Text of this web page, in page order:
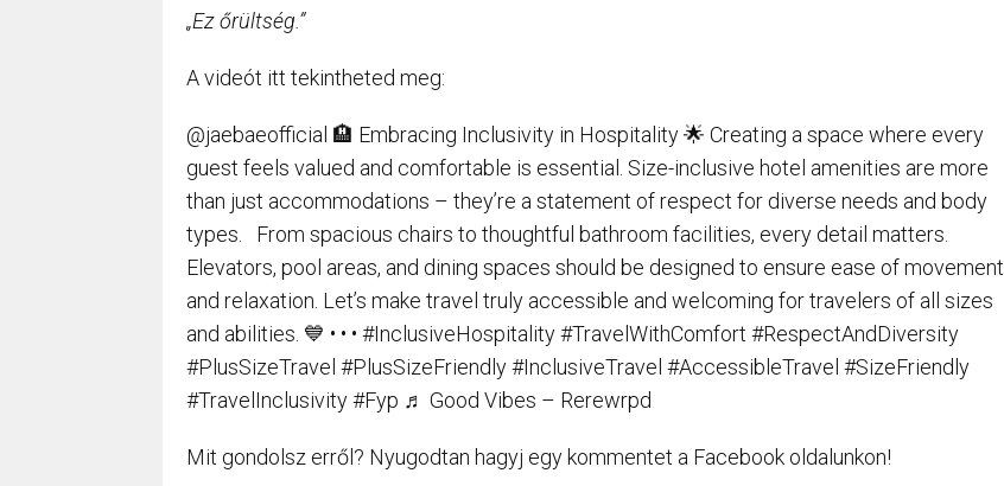
„Ez őrültség.”
A videót itt tekintheted meg:
@jaebaeofficial 🏨 Embracing Inclusivity in Hospitality 🌟 Creating a space where every
guest feels valued and comfortable is essential. Size-inclusive hotel amenities are more
than just accommodations – they’re a statement of respect for diverse needs and body
types. ⁣⁣ ⁣⁣ From spacious chairs to thoughtful bathroom facilities, every detail matters.
Elevators, pool areas, and dining spaces should be designed to ensure ease of movement
and relaxation. Let’s make travel truly accessible and welcoming for travelers of all sizes
and abilities. 💙⁣⁣ •⁣⁣ •⁣⁣ •⁣⁣ #InclusiveHospitality #TravelWithComfort #RespectAndDiversity
#PlusSizeTravel #PlusSizeFriendly #InclusiveTravel #AccessibleTravel #SizeFriendly
#TravelInclusivity #Fyp ♬ Good Vibes – Rerewrpd
Mit gondolsz erről? Nyugodtan hagyj egy kommentet a Facebook oldalunkon!